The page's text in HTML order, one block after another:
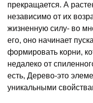
прекращается. А
независимо от их
жизненную силу- во
его, оно начинает
формировать корни,
недалеко от
есть, Дерево-это
уникальными